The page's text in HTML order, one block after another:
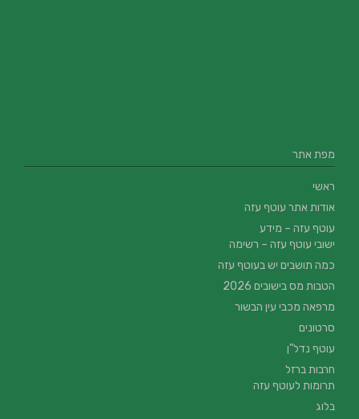
מפת אתר
ראשי
אודות אתר עוטף עזה
עוטף עזה – מידע
ישובי עוטף עזה – רשימה
כמה תושבים יש בעוטף עזה
הטבות מס בישובים 2026
מרפאה מכבי עין הבשור
סרטונים
עוטף נדל”ן
חרבות ברזל
תרומות לעוטף עזה
בלוג